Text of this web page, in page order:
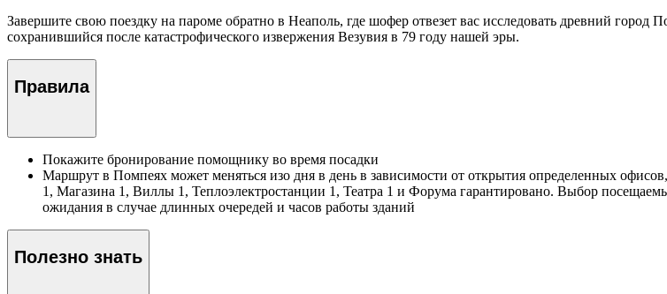
Завершите свою поездку на пароме обратно в Неаполь, где шофер отвезет вас исследовать древний город
сохранившийся после катастрофического извержения Везувия в 79 году нашей эры.
Правила
Покажите бронирование помощнику во время посадки
Маршрут в Помпеях может меняться изо дня в день в зависимости от открытия определенных
1, Магазина 1, Виллы 1, Теплоэлектростанции 1, Театра 1 и Форума гарантировано. Выбор
ожидания в случае длинных очередей и часов работы зданий
Полезно знать